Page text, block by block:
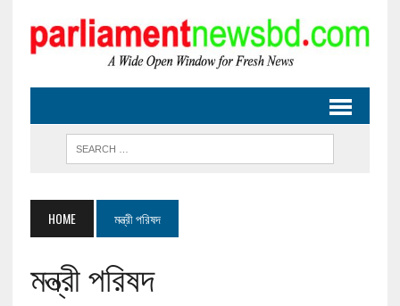
HOME মন্ত্রী পরিষদ
মন্ত্রী পরিষদ